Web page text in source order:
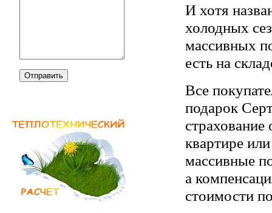
Отправить
И хотя
холодных
массивных
есть на
Все
подарок
квартире
массивные
а
стоимости